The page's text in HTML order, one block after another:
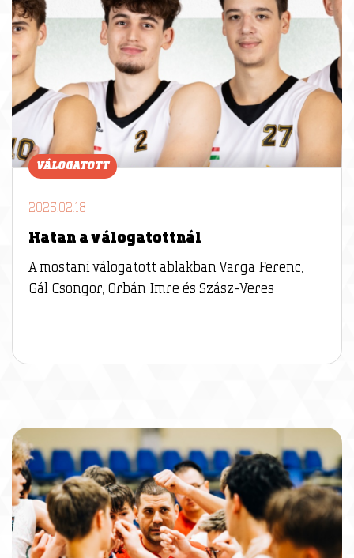
VÁLOGATOTT
2026.02.18
Hatan a válogatottnál
A mostani válogatott ablakban Varga Ferenc,
Gál Csongor, Orbán Imre és Szász-Veres